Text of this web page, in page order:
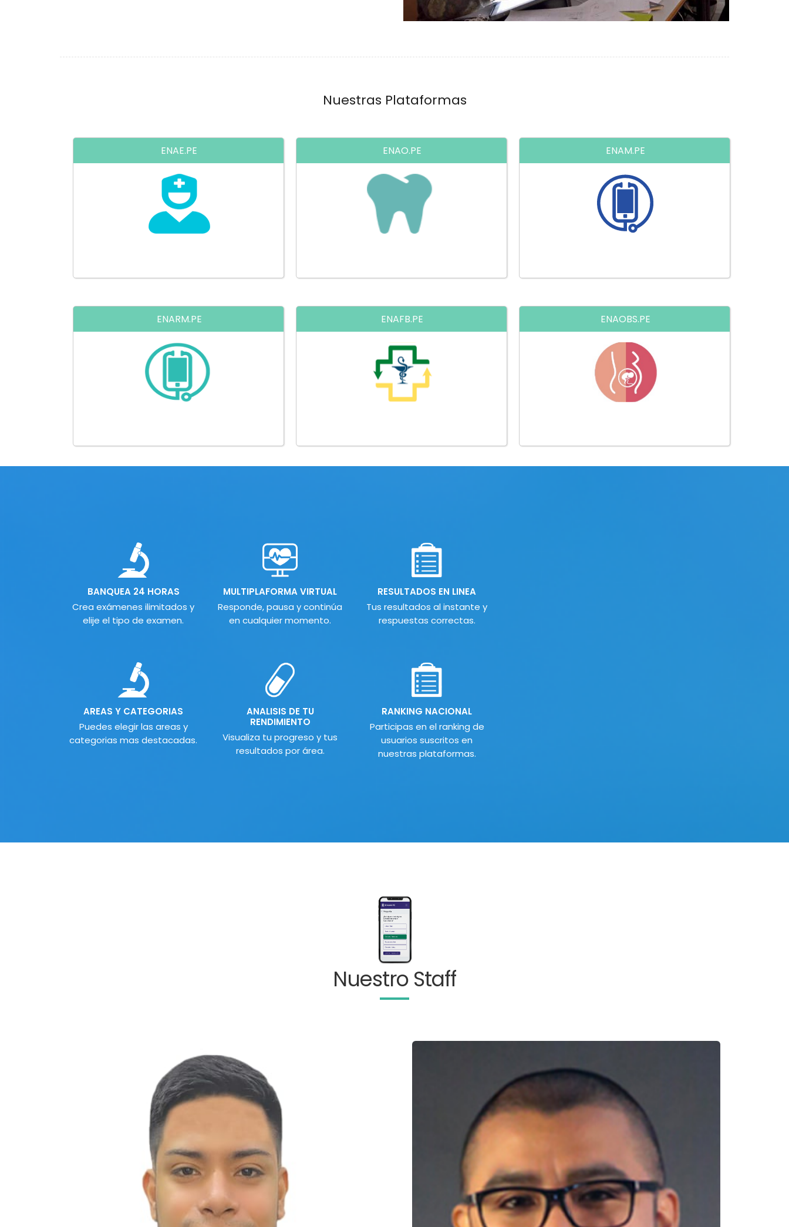
Nuestras Plataformas
ENAE.PE
Prepárate para el Examen Nacional
de Enfermeria y el Examen de
Residentado de Enfermeria
ENAO.PE
Prepárate para el Examen Nacional
de Odontologia y el Residentado de
Odontologia
ENAM.PE
Prepárate para el Examen Nacional
de Medicina
ENARM.PE
Prepárate para el Examen Nacional
de Residentado Médico
ENAFB.PE
Prepárate para el Examen Nacional
de Odontologia y el Residentado de
Odontologia
ENAOBS.PE
Prepárate para el Examen Nacional
de Obstetricia
BANQUEA 24 HORAS
Crea exámenes ilimitados y
elije el tipo de examen.
MULTIPLAFORMA VIRTUAL
Responde, pausa y continúa
en cualquier momento.
RESULTADOS EN LINEA
Tus resultados al instante y
respuestas correctas.
AREAS Y CATEGORIAS
Puedes elegir las areas y
categorias mas destacadas.
ANALISIS DE TU
RENDIMIENTO
Visualiza tu progreso y tus
resultados por área.
RANKING NACIONAL
Participas en el ranking de
usuarios suscritos en
nuestras plataformas.
Nuestro Staff